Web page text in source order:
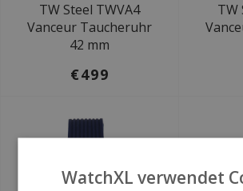
TW Steel TWVA4
Vanceur Taucheruhr
42 mm
€499
TW
WatchXL verwendet